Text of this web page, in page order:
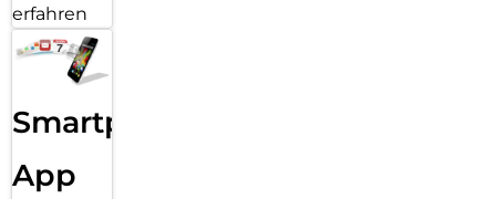
erfahren
Smartphone
App